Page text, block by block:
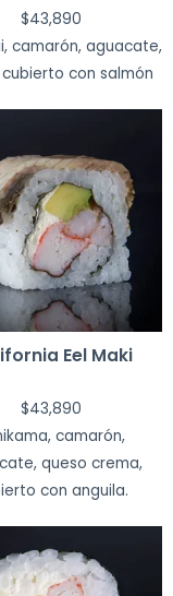
$43,890
camarón, aguacate,
con salmón
Eel Maki
$43,890
camarón,
queso crema,
con anguila.